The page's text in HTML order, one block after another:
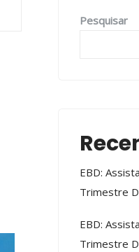
Pesquisar
EBD:
Trimestre
EBD:
Trimestre